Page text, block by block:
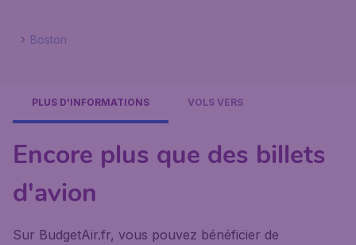
Boston
PLUS D'INFORMATIONS VOLS VERS
Encore plus que des billets
d'avion
Sur BudgetAir.fr, vous pouvez bénéficier de